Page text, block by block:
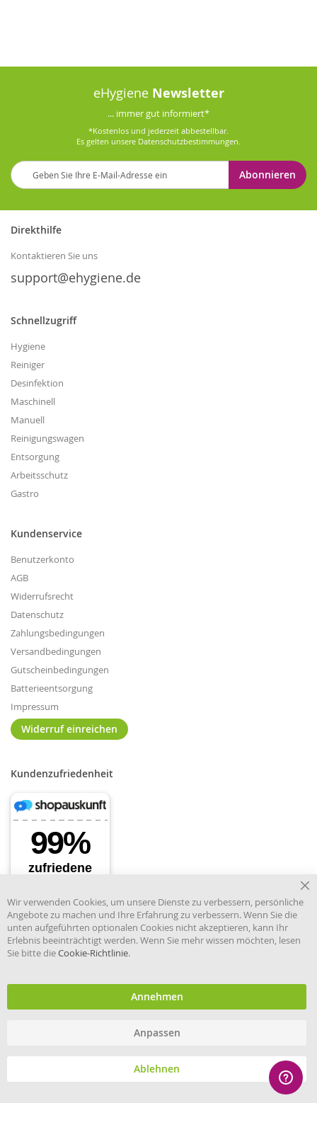
eHygiene Newsletter
... immer gut informiert*
*Kostenlos und jederzeit abbestellbar.
Es gelten unsere Datenschutzbestimmungen.
Melden
Sie
sich
Newsletter
Abonnieren
Direkthilfe
Kontaktieren Sie uns
support@ehygiene.de
Schnellzugriff
Hygiene
Reiniger
Desinfektion
Maschinell
Manuell
Reinigungswagen
Entsorgung
Arbeitsschutz
Gastro
Kundenservice
Benutzerkonto
AGB
Widerrufsrecht
Datenschutz
Zahlungsbedingungen
Versandbedingungen
Gutscheinbedingungen
Batterieentsorgung
Impressum
Widerruf einreichen
Kundenzufriedenheit
Händler im offiziellen Register
und Information.
© eHygiene 2026 - All rights reserved.
Wir verwenden Cookies, um unsere Dienste zu verbessern, persönliche
Angebote zu machen und Ihre Erfahrung zu verbessern. Wenn Sie die
unten aufgeführten optionalen Cookies nicht akzeptieren, kann Ihr
Erlebnis beeinträchtigt werden. Wenn Sie mehr wissen möchten, lesen
Sie bitte dieCookie-Richtlinie.
Annehmen
Anpassen
Ablehnen